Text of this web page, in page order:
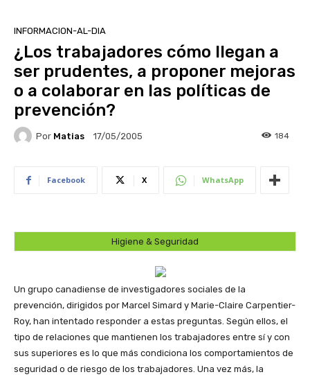
INFORMACION-AL-DIA
¿Los trabajadores cómo llegan a
ser prudentes, a proponer mejoras
o a colaborar en las políticas de
prevención?
Por Matias 17/05/2005 184
Facebook X WhatsApp
Higiene & Seguridad
Un grupo canadiense de investigadores sociales de la
prevención, dirigidos por Marcel Simard y Marie-Claire Carpentier-
Roy, han intentado responder a estas preguntas. Según ellos, el
tipo de relaciones que mantienen los trabajadores entre sí y con
sus superiores es lo que más condiciona los comportamientos de
seguridad o de riesgo de los trabajadores. Una vez más, la